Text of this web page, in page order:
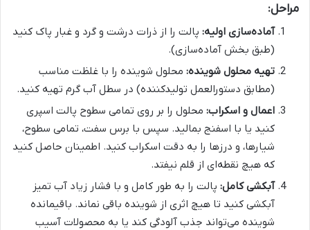
مراحل:
آماده‌سازی اولیه: پالت را از ذرات درشت و گرد و غبار پاک کنید
(طبق بخش آماده‌سازی).
تهیه محلول شوینده: محلول شوینده را با غلظت مناسب
(مطابق دستورالعمل تولیدکننده) در سطل آب گرم تهیه کنید.
اعمال و اسکراب: محلول را بر روی تمامی سطوح پالت اسپری
کنید یا با اسفنج بمالید. سپس با برس سفت، تمامی سطوح،
شیارها، و درزها را به دقت اسکراب کنید. اطمینان حاصل کنید
که هیچ نقطه‌ای از قلم نیفتد.
آبکشی کامل: پالت را به طور کامل و با فشار زیاد آب تمیز
آبکشی کنید تا هیچ اثری از شوینده باقی نماند. باقیمانده
شوینده می‌تواند جذب آلودگی کند یا به محصولات آسیب